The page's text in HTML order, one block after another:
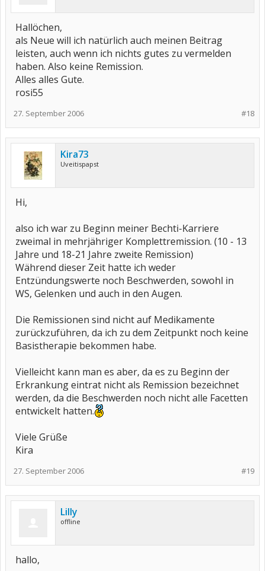
Hallöchen,
als Neue will ich natürlich auch meinen Beitrag
leisten, auch wenn ich nichts gutes zu vermelden
haben. Also keine Remission.
Alles alles Gute.
rosi55
#18
27. September 2006
Kira73
Uveitispapst
Hi,
also ich war zu Beginn meiner Bechti-Karriere
zweimal in mehrjähriger Komplettremission. (10 - 13
Jahre und 18-21 Jahre zweite Remission)
Während dieser Zeit hatte ich weder
Entzündungswerte noch Beschwerden, sowohl in
WS, Gelenken und auch in den Augen.
Die Remissionen sind nicht auf Medikamente
zurückzuführen, da ich zu dem Zeitpunkt noch keine
Basistherapie bekommen habe.
Vielleicht kann man es aber, da es zu Beginn der
Erkrankung eintrat nicht als Remission bezeichnet
werden, da die Beschwerden noch nicht alle Facetten
entwickelt hatten.
Viele Grüße
Kira
#19
27. September 2006
Lilly
offline
hallo,